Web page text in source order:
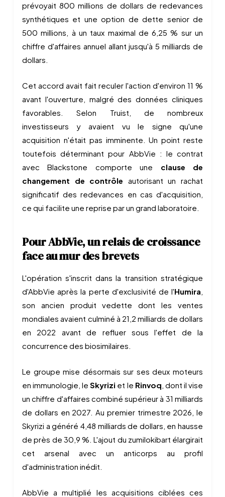
prévoyait 800 millions de dollars de redevances
synthétiques et une option de dette senior de
500 millions, à un taux maximal de 6,25 % sur un
chiffre d'affaires annuel allant jusqu'à 5 milliards de
dollars.
Cet accord avait fait reculer l'action d'environ 11 %
avant l'ouverture, malgré des données cliniques
favorables. Selon Truist, de nombreux
investisseurs y avaient vu le signe qu'une
acquisition n'était pas imminente. Un point reste
toutefois déterminant pour AbbVie : le contrat
avec Blackstone comporte une clause de
changement de contrôle autorisant un rachat
significatif des redevances en cas d'acquisition,
ce qui facilite une reprise par un grand laboratoire.
Pour AbbVie, un relais de croissance
face au mur des brevets
L'opération s'inscrit dans la transition stratégique
d'AbbVie après la perte d'exclusivité de l'Humira,
son ancien produit vedette dont les ventes
mondiales avaient culminé à 21,2 milliards de dollars
en 2022 avant de refluer sous l'effet de la
concurrence des biosimilaires.
Le groupe mise désormais sur ses deux moteurs
en immunologie, leSkyrizi et le Rinvoq, dont il vise
un chiffre d'affaires combiné supérieur à 31 milliards
de dollars en 2027. Au premier trimestre 2026, le
Skyrizi a généré 4,48 milliards de dollars, en hausse
de près de 30,9 %. L'ajout du zumilokibart élargirait
cet arsenal avec un anticorps au profil
d'administration inédit.
AbbVie a multiplié les acquisitions ciblées ces